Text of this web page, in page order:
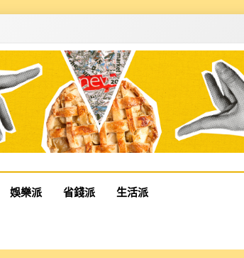
娛樂派 省錢派 生活派